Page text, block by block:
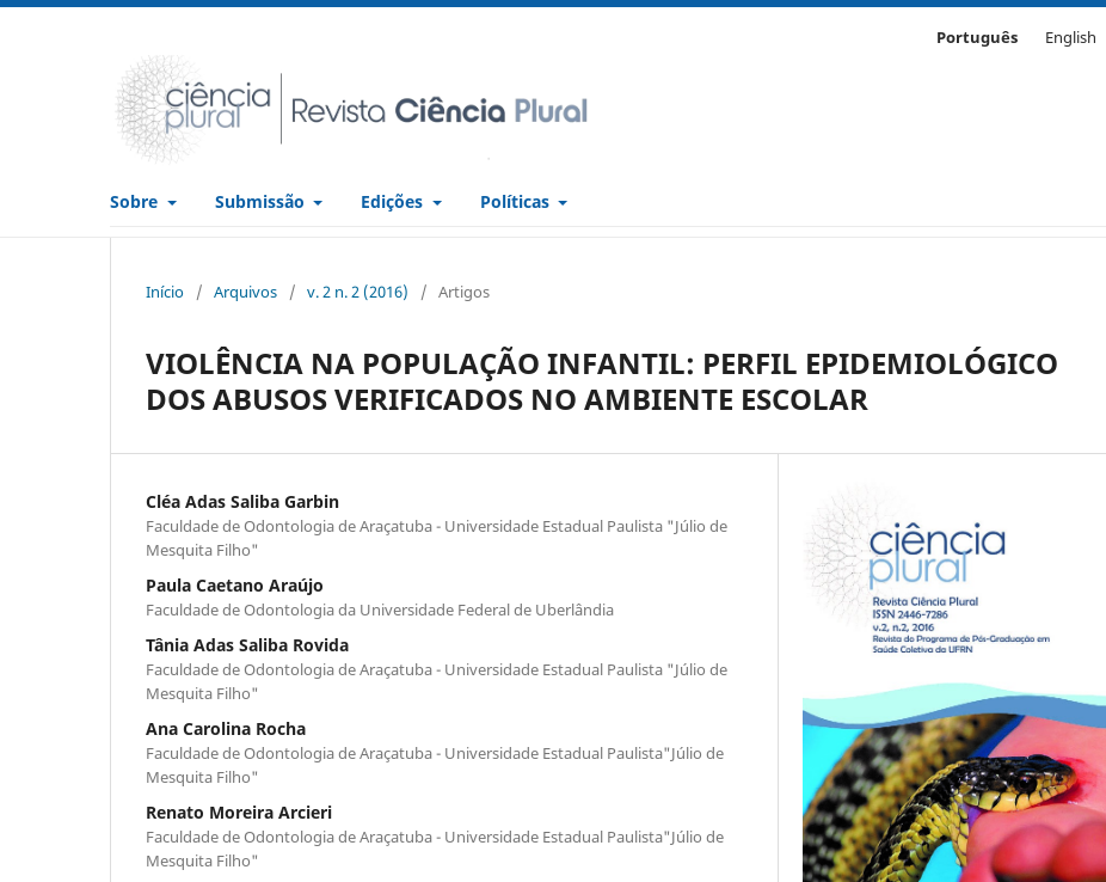
Sobre Submissão Edições Políticas
Português English
Início / Arquivos / v. 2 n. 2 (2016) / Artigos
VIOLÊNCIA NA POPULAÇÃO INFANTIL: PERFIL EPIDEMIOLÓGICO
DOS ABUSOS VERIFICADOS NO AMBIENTE ESCOLAR
Cléa Adas Saliba Garbin
Faculdade de Odontologia de Araçatuba - Universidade Estadual Paulista "Júlio de
Mesquita Filho"
Paula Caetano Araújo
Faculdade de Odontologia da Universidade Federal de Uberlândia
Tânia Adas Saliba Rovida
Faculdade de Odontologia de Araçatuba - Universidade Estadual Paulista "Júlio de
Mesquita Filho"
Ana Carolina Rocha
Faculdade de Odontologia de Araçatuba - Universidade Estadual Paulista"Júlio de
Mesquita Filho"
Renato Moreira Arcieri
Faculdade de Odontologia de Araçatuba - Universidade Estadual Paulista"Júlio de
Mesquita Filho"